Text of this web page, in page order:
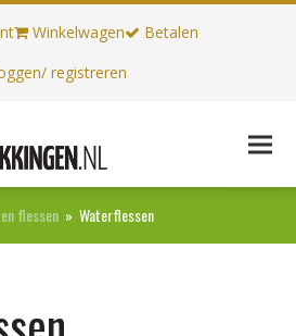
Winkelwagen
Betalen
registreren
flessen » Waterflessen